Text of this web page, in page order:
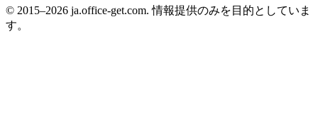
© 2015–2026 ja.office-get.com. 情報提供のみを目的としていま
す。